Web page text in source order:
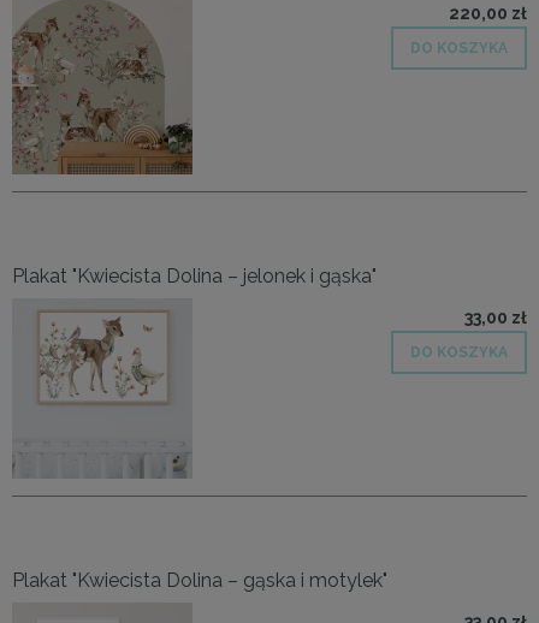
220,00 zł
DO KOSZYKA
Plakat "Kwiecista Dolina – jelonek i gąska"
33,00 zł
DO KOSZYKA
Plakat "Kwiecista Dolina – gąska i motylek"